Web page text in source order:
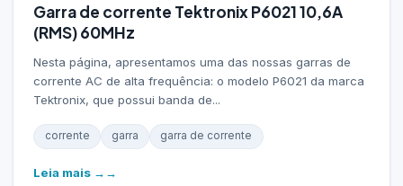
Garra de corrente Tektronix P6021 10,6A
(RMS) 60MHz
Nesta página, apresentamos uma das nossas garras de
corrente AC de alta frequência: o modelo P6021 da marca
Tektronix, que possui banda de...
corrente garra garra de corrente
Leia mais →